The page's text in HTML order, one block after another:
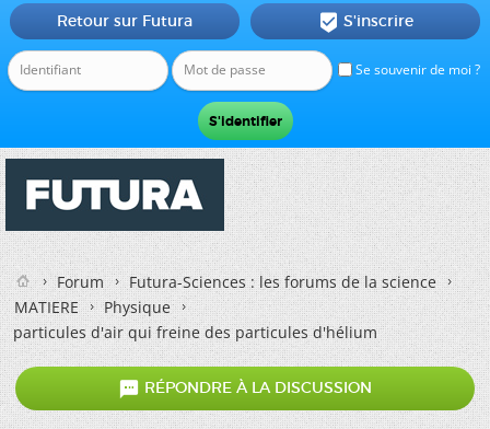
Se souvenir de moi ?
Retour sur Futura  S'inscrire
Forum
Futura-Sciences : les forums de la science
MATIERE
Physique
particules d'air qui freine des particules d'hélium
 RÉPONDRE À LA DISCUSSION